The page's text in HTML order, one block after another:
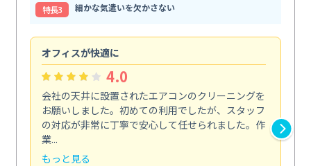
特⻑3
細かな気遣いを欠かさない
オフィスが快適に
4.0
会社の天井に設置されたエアコンのクリーニングを
お願いしました。初めての利用でしたが、スタッフ
の対応が非常に丁寧で安心して任せられました。作
業...
もっと見る